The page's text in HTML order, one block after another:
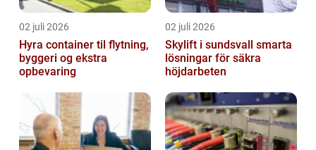
02 juli 2026
Hyra container til flytning,
byggeri og ekstra
opbevaring
02 juli 2026
Skylift i sundsvall smarta
lösningar för säkra
höjdarbeten